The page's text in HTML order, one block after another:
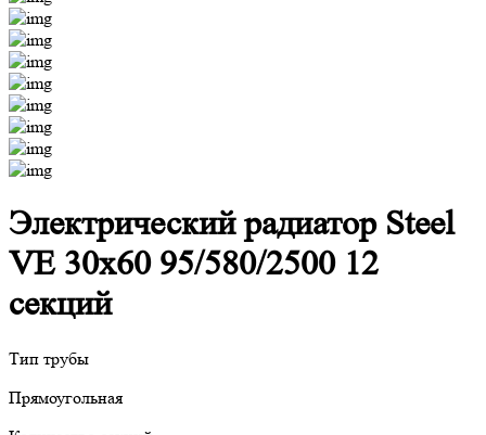
Электрический радиатор Steel
VE 30х60 95/580/2500 12
секций
Тип трубы
Прямоугольная